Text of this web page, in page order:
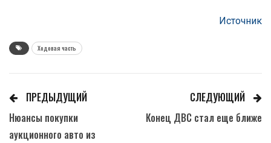
Источник
Ходовая часть
ПРЕДЫДУЩИЙ
Нюансы покупки
аукционного авто из
СЛЕДУЮЩИЙ
Конец ДВС стал еще ближе